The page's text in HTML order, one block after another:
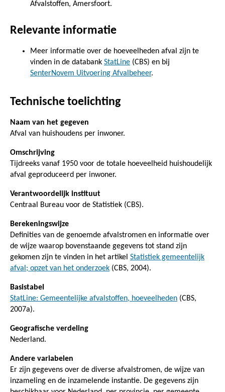
Afvalstoffen, Amersfoort.
Relevante informatie
Meer informatie over de hoeveelheden afval zijn te
vinden in de databank StatLine (CBS) en bij
SenterNovem Uitvoering Afvalbeheer.
Technische toelichting
Naam van het gegeven
Afval van huishoudens per inwoner.
Omschrijving
Tijdreeks vanaf 1950 voor de totale hoeveelheid huishoudelijk
afval geproduceerd per inwoner.
Verantwoordelijk instituut
Centraal Bureau voor de Statistiek (CBS).
Berekeningswijze
Definities van de genoemde afvalstromen en informatie over
de wijze waarop bovenstaande gegevens tot stand zijn
gekomen zijn te vinden in het artikel Statistiek gemeentelijk
afval; opzet van het onderzoek (CBS, 2004).
Basistabel
StatLine: Gemeentelijke afvalstoffen, hoeveelheden (CBS,
2007a).
Geografische verdeling
Nederland.
Andere variabelen
Er zijn gegevens over de diverse afvalstromen, de wijze van
inzameling en de inzamelende instantie. De gegevens zijn